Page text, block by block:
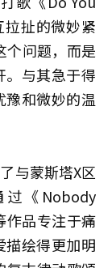
扯的微妙紧
个问题，而是
。与其急于得
和微妙的温
与蒙斯塔X区
《Nobody
作品专注于痛
描绘得更加明